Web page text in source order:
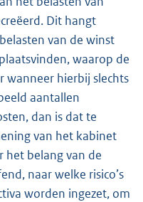
Dit hangt
van de winst
waarop de
wanneer hierbij slechts
aantallen
dan is dat te
van het kabinet
het belang van de
naar welke risico’s
worden ingezet, om